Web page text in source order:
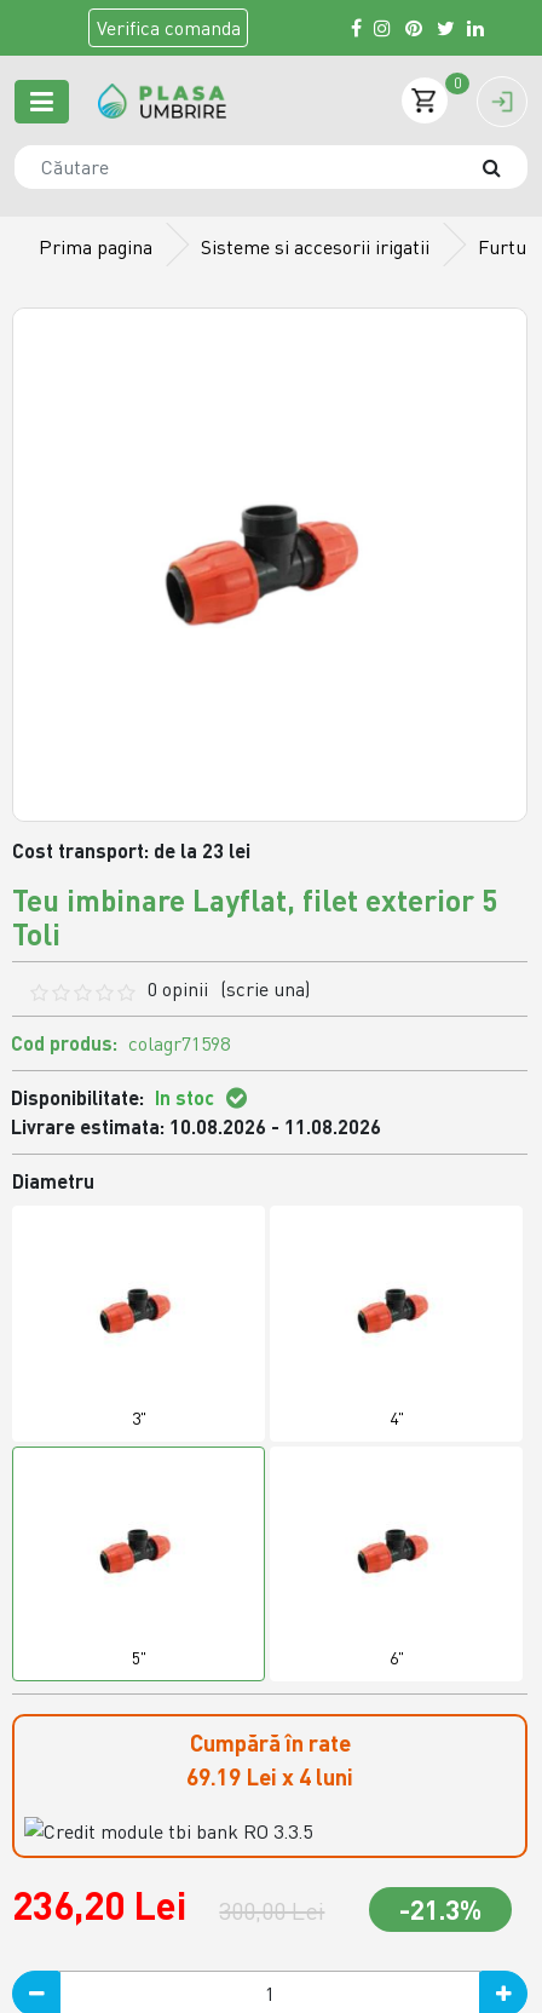
Verifica comanda
0
Prima pagina Sisteme si accesorii irigatii Furtun
Cost transport: de la 23 lei
Teu imbinare Layflat, filet exterior 5
Toli
0 opinii (scrie una)
Cod produs: colagr71598
Disponibilitate: In stoc
Livrare estimata: 10.08.2026 - 11.08.2026
Diametru
3" 4"
5" 6"
Cumpără în rate
69.19 Lei x 4 luni
236,20 Lei 300,00 Lei -21.3%